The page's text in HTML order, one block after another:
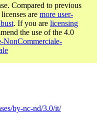
Compared to previous
are more user-
. If you are licensing
the use of the 4.0
NonCommerciale-
by-nc-nd/3.0/it/